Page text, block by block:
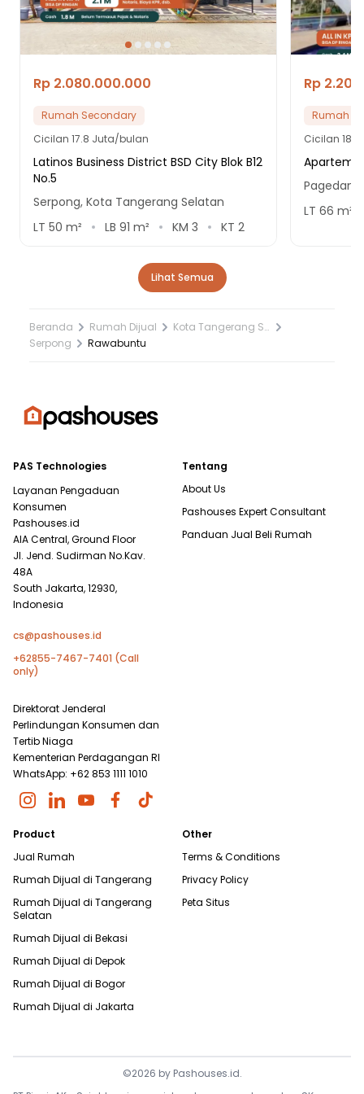
20 menit ke Gerbang Tol Tangerang 1
25 menit ke Gerbang Tol Ciledug 1
Rp 2.080.000.000
Rumah Secondary
Cicilan 17.8 Juta/bulan
Latinos Business District BSD City Blok B12
No.5
Serpong, Kota Tangerang Selatan
LT 50 m² LB 91 m² KM 3 KT 2
Rp
Rumah
Cicilan
LT 66 m²
Lihat Semua
Beranda Rumah Dijual
Kota Tangerang Selatan
Serpong
Rawabuntu
PAS Technologies
Layanan Pengaduan
Konsumen
Pashouses.id
AIA Central, Ground Floor
Jl. Jend. Sudirman No.Kav.
48A
South Jakarta, 12930,
Indonesia
cs@pashouses.id
+62855-7467-7401 (Call
only)
Direktorat Jenderal
Perlindungan Konsumen dan
Tertib Niaga
Kementerian Perdagangan RI
WhatsApp: +62 853 1111 1010
Tentang
About Us
Pashouses Expert Consultant
Panduan Jual Beli Rumah
Product
Jual Rumah
Rumah Dijual di Tangerang
Rumah Dijual di Tangerang
Selatan
Rumah Dijual di Bekasi
Rumah Dijual di Depok
Rumah Dijual di Bogor
Rumah Dijual di Jakarta
Other
Terms & Conditions
Privacy Policy
Peta Situs
©2026 by Pashouses.id.